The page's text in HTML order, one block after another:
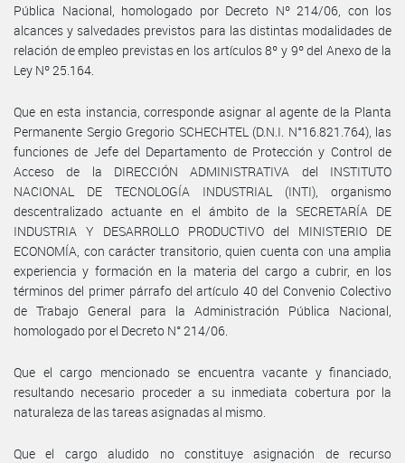
Pública Nacional, homologado por Decreto Nº 214/06, con los
alcances y salvedades previstos para las distintas modalidades de
relación de empleo previstas en los artículos 8º y 9º del Anexo de la
Ley Nº 25.164.
Que en esta instancia, corresponde asignar al agente de la Planta
Permanente Sergio Gregorio SCHECHTEL (D.N.I. N°16.821.764), las
funciones de Jefe del Departamento de Protección y Control de
Acceso de la DIRECCIÓN ADMINISTRATIVA del INSTITUTO
NACIONAL DE TECNOLOGÍA INDUSTRIAL (INTI), organismo
descentralizado actuante en el ámbito de la SECRETARÍA DE
INDUSTRIA Y DESARROLLO PRODUCTIVO del MINISTERIO DE
ECONOMÍA, con carácter transitorio, quien cuenta con una amplia
experiencia y formación en la materia del cargo a cubrir, en los
términos del primer párrafo del artículo 40 del Convenio Colectivo
de Trabajo General para la Administración Pública Nacional,
homologado por el Decreto N° 214/06.
Que el cargo mencionado se encuentra vacante y financiado,
resultando necesario proceder a su inmediata cobertura por la
naturaleza de las tareas asignadas al mismo.
Que el cargo aludido no constituye asignación de recurso